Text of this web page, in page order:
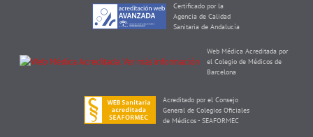
Certificado por la
Agencia de Calidad
Sanitaria de Andalucía
Web Médica Acreditada por
el Colegio de Médicos de
Barcelona
Acreditado por el Consejo
General de Colegios Oficiales
de Médicos - SEAFORMEC